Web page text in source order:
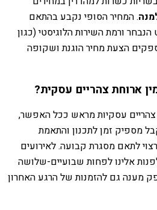
. המחיר הסופי נקבע בהתאם
ורמת השירות הלוגיסטי (כגון
הצעת מחיר הוגנת ושקופה
ארוחת צהריים עסקית?
צהריים עסקיות מראש ככל האפשר,
מספיק זמן לתכנון והתאמת
לתאם מסגרת קבועה. לאירועים
אלינו לפחות שבועיים-שלושה
מענה גם להזמנות של הרגע האחרון